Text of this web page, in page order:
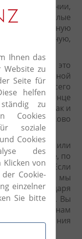
компании,
жилые
эксклюзивную
и уютную,
компанию - это
международной
мотором всего
идей и в конце
жилое, так и
Таково
заказать или
в Вене, по
1040 Wien. Если
в наличии, мы
благодаря
и образцам. Вы
отправив нам
компания
Ihnen das
Website zu
Seite für
helfen
zu
Cookies
soziale
Cookies
des
Klicken von
Cookie-
einzelner
Sie bitte